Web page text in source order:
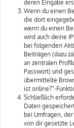
deren Eingabe
Wenn du einen
die dort
wenn du einen
wird auch deine
bei folgenden
Beiträgen (dazu
an zentralen
Passwort) und
übermittelte
ist online?“-
Schließlich
Daten
bei Umfragen,
von dir gesetzte